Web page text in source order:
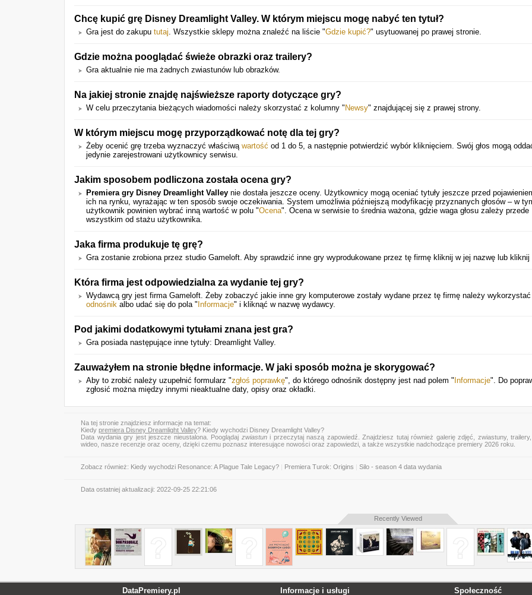
Chcę kupić grę Disney Dreamlight Valley. W którym miejscu mogę nabyć ten tytuł?
Gra jest do zakupu tutaj. Wszystkie sklepy można znaleźć na liście "Gdzie kupić?" usytuowanej po prawej stronie.
Gdzie można pooglądać świeże obrazki oraz trailery?
Gra aktualnie nie ma żadnych zwiastunów lub obrazków.
Na jakiej stronie znajdę najświeższe raporty dotyczące gry?
W celu przeczytania bieżących wiadomości należy skorzystać z kolumny " Newsy" znajdującej się z prawej strony.
W którym miejscu mogę przyporządkować notę dla tej gry?
Żeby ocenić grę trzeba wyznaczyć właściwą wartość od 1 do 5, a następnie potwierdzić wybór kliknięciem. Swój głos mogą
jedynie zarejestrowani użytkownicy serwisu.
Jakim sposobem podliczona została ocena gry?
Premiera gry Disney Dreamlight Valley nie dostała jeszcze oceny. Użytkownicy mogą oceniać tytuły jeszcze przed
ich na rynku, wyrażając w ten sposób swoje oczekiwania. System umożliwia późniejszą modyfikację przyznanych głosów – w
użytkownik powinien wybrać inną wartość w polu "Ocena". Ocena w serwisie to średnia ważona, gdzie waga głosu zależy przede
wszystkim od stażu użytkownika.
Jaka firma produkuje tę grę?
Gra zostanie zrobiona przez studio Gameloft. Aby sprawdzić inne gry wyprodukowane przez tę firmę kliknij w jej nazwę lub kliknij
Która firma jest odpowiedzialna za wydanie tej gry?
Wydawcą gry jest firma Gameloft. Żeby zobaczyć jakie inne gry komputerowe zostały wydane przez tę firmę należy wykorzystać
odnośnik albo udać się do pola " Informacje" i kliknąć w nazwę wydawcy.
Pod jakimi dodatkowymi tytułami znana jest gra?
Gra posiada następujące inne tytuły: Dreamlight Valley.
Zauważyłem na stronie błędne informacje. W jaki sposób można je skorygować?
Aby to zrobić należy uzupełnić formularz "zgłoś poprawkę", do którego odnośnik dostępny jest nad polem " Informacje". Do
zgłosić można między innymi nieaktualne daty, opisy oraz okładki.
Na tej stronie znajdziesz informacje na temat:
Kiedy premiera Disney Dreamlight Valley? Kiedy wychodzi Disney Dreamlight Valley?
Data wydania gry jest jeszcze nieustalona. Pooglądaj zwiastuni przeczytaj naszą zapowiedź. Znajdziesz tutaj również galerię zdjęć, zwiastuny,
wideo, nasze recenzje oraz oceny, dzięki czemu poznasz interesujące nowości oraz zapowiedzi, a także wszystkie nadchodzące premiery 2026 roku.
Zobacz również: Kiedy wychodzi Resonance: A Plague Tale Legacy? Premiera Turok: Origins Silo - season 4 data wydania
Data ostatniej aktualizacji: 2022-09-25 22:21:06
Recently Viewed
DataPremiery.pl Informacje i usługi Społeczność